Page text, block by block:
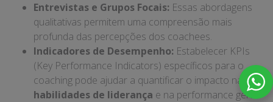
Entrevistas e Grupos Focais: Essas abordagens
qualitativas permitem uma compreensão mais
profunda das percepções dos coachees.
Indicadores de Desempenho: Estabelecer KPIs
(Key Performance Indicators) específicos para o
coaching pode ajudar a quantificar o impacto nas
habilidades de liderança e na performance geral